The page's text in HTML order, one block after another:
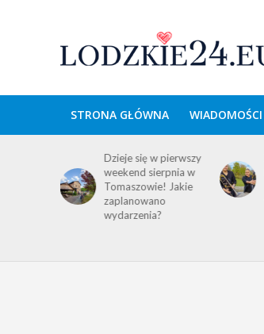
STRONA GŁÓWNA WIADOMOŚCI
Dzieje się w pierwszy
weekend sierpnia w
Tomaszowie! Jakie
zaplanowano
wydarzenia?